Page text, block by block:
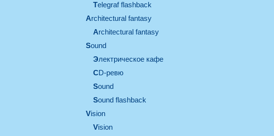
Telegraf flashback
architectural fantasy
architectural fantasy
sound
электрическое кафе
CD-ревю
sound
Sound flashback
vision
vision